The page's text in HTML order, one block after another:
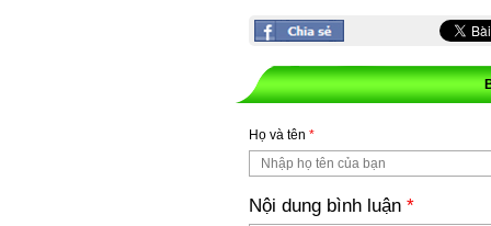
Họ và tên *
Nội dung bình luận *